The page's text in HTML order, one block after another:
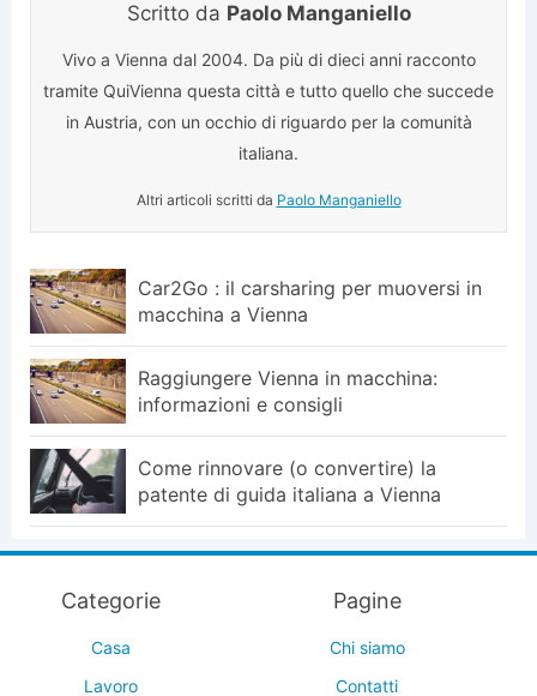
Scritto da Paolo Manganiello
Vivo a Vienna dal 2004. Da più di dieci anni racconto
tramite QuiVienna questa città e tutto quello che succede
in Austria, con un occhio di riguardo per la comunità
italiana.
Altri articoli scritti da Paolo Manganiello
Car2Go : il carsharing per muoversi in
macchina a Vienna
Raggiungere Vienna in macchina:
informazioni e consigli
Come rinnovare (o convertire) la
patente di guida italiana a Vienna
Categorie
Casa
Lavoro
Pagine
Chi siamo
Contatti